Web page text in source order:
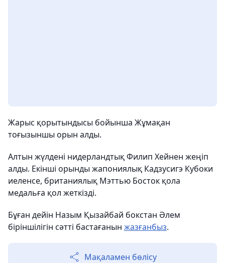
Жарыс қорытындысы бойынша Жұмақан
тоғызыншы орын алды.
Алтын жүлдені нидерландтық Филип Хейнен жеңіп
алды. Екінші орынды жапониялық Кадзусигэ Кубоки
иеленсе, британиялық Мэттью Босток қола
медальға қол жеткізді.
Бұған дейін Назым Қызайбай бокстан Әлем
біріншілігін сәтті бастағанын жазғанбыз.
Мақаламен бөлісу